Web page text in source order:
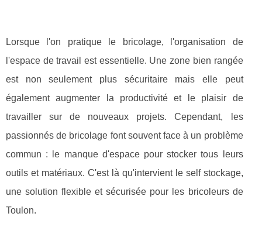
Lorsque l'on pratique le bricolage, l'organisation de
l'espace de travail est essentielle. Une zone bien rangée
est non seulement plus sécuritaire mais elle peut
également augmenter la productivité et le plaisir de
travailler sur de nouveaux projets. Cependant, les
passionnés de bricolage font souvent face à un problème
commun : le manque d'espace pour stocker tous leurs
outils et matériaux. C'est là qu'intervient le self stockage,
une solution flexible et sécurisée pour les bricoleurs de
Toulon.